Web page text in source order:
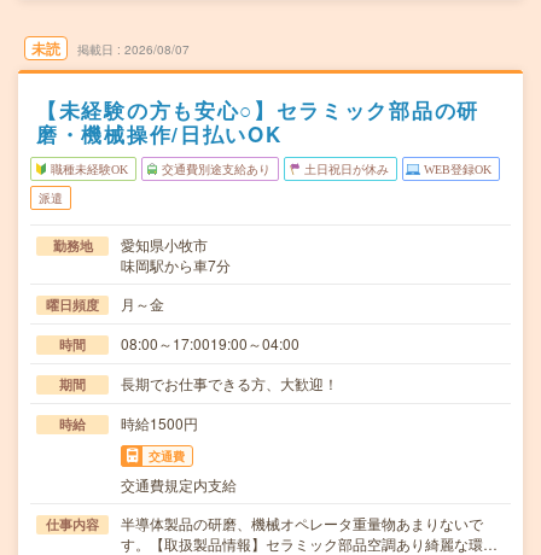
未読 掲載日 2026/08/07
【未経験の方も安心○】セラミック部品の研
磨・機械操作/日払いOK
職種未経験OK 交通費別途支給あり 土日祝日が休み WEB登録OK
派遣
勤務地
愛知県小牧市
味岡駅から車7分
曜日頻度 月～金
時間 08:00～17:0019:00～04:00
期間 長期でお仕事できる方、大歓迎！
時給 時給1500円
交通費
交通費規定内支給
仕事内容
半導体製品の研磨、機械オペレータ重量物あまりないで
す。【取扱製品情報】セラミック部品空調あり綺麗な環…